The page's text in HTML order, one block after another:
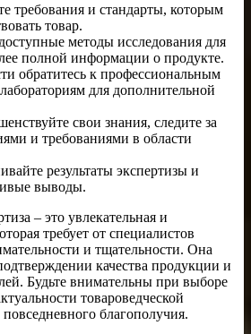
требования и стандарты, которым
товар.
методы исследования для
полной информации о продукте.
обратитесь к профессиональным
для дополнительной
свои знания, следите за
и требованиями в области
результаты экспертизы и
выводы.
– это увлекательная и
требует от специалистов
и тщательности. Она
качества продукции и
Будьте внимательны при выборе
товароведческой
благополучия.